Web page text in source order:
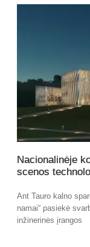
Nacionalinėje
scenos
Ant Tauro kalno
namai“ pasiekė
inžinerinės įrangos